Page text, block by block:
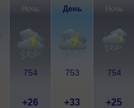
Ночь День Ночь
754 753 754
+26 +33 +25